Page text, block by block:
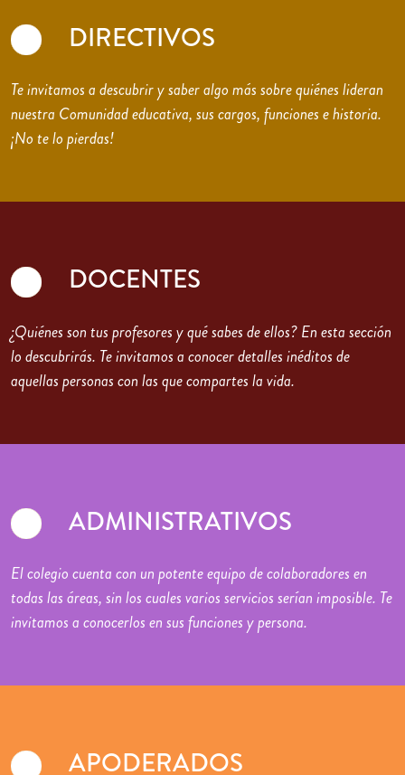
DIRECTIVOS
Te invitamos a descubrir y saber algo más sobre quiénes lideran
nuestra Comunidad educativa, sus cargos, funciones e historia.
¡No te lo pierdas!
DOCENTES
¿Quiénes son tus profesores y qué sabes de ellos? En esta sección
lo descubrirás. Te invitamos a conocer detalles inéditos de
aquellas personas con las que compartes la vida.
ADMINISTRATIVOS
El colegio cuenta con un potente equipo de colaboradores en
todas las áreas, sin los cuales varios servicios serían imposible. Te
invitamos a conocerlos en sus funciones y persona.
APODERADOS